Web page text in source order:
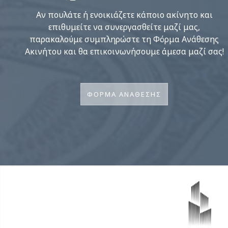
Αν πουλάτε ή ενοικιάζετε κάποιο ακίνητο και
επιθυμείτε να συνεργασθείτε μαζί μας,
παρακαλούμε συμπληρώστε τη Φόρμα Ανάθεσης
Ακινήτου και θα επικοινωνήσουμε άμεσα μαζί σας!
ΦΟΡΜΑ ΑΝΑΘΕΣΗΣ